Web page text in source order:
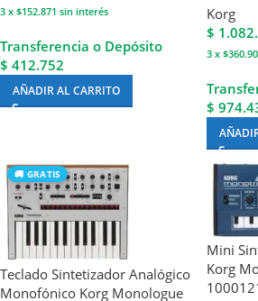
3 x $152.871 sin interés
Transferencia o Depósito
$ 412.752
AÑADIR AL CARRITO
Korg
$
3 x
$
🚚 GRATIS
Teclado Sintetizador Analógico
Monofónico Korg Monologue
Mini
Korg